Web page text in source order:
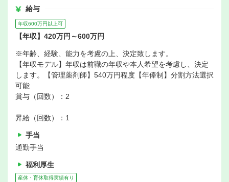
給与
年収600万円以上可
【年収】420万円～600万円
※年齢、経験、能力を考慮の上、決定致します。
【年収モデル】年収は前職の年収や本人希望を考慮し、決定
します。【管理薬剤師】540万円程度【年俸制】分割方法選択
可能
賞与（回数）：2
昇給（回数）：1
手当
通勤手当
福利厚生
産休・育休取得実績有り